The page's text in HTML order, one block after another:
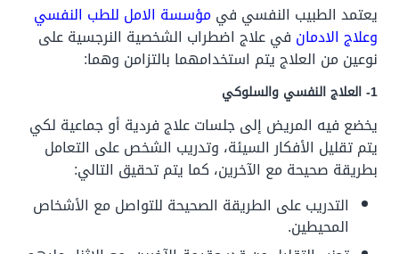
يعتمد الطبيب النفسي فيمؤسسة الامل للطب النفسي
وعلاج الادمان في علاج اضطراب الشخصية النرجسية على
نوعين من العلاج يتم استخدامهما بالتزامن وهما:
1- العلاج النفسي والسلوكي
يخضع فيه المريض إلى جلسات علاج فردية أو جماعية لكي
يتم تقليل الأفكار السيئة، وتدريب الشخص على التعامل
بطريقة صحيحة مع الآخرين، كما يتم تحقيق التالي:
التدريب على الطريقة الصحيحة للتواصل مع الأشخاص
المحيطين.